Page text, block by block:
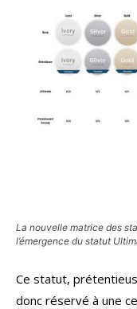
La nouvelle matrice des
l’émergence du statut
Ce statut,
donc réservé à une